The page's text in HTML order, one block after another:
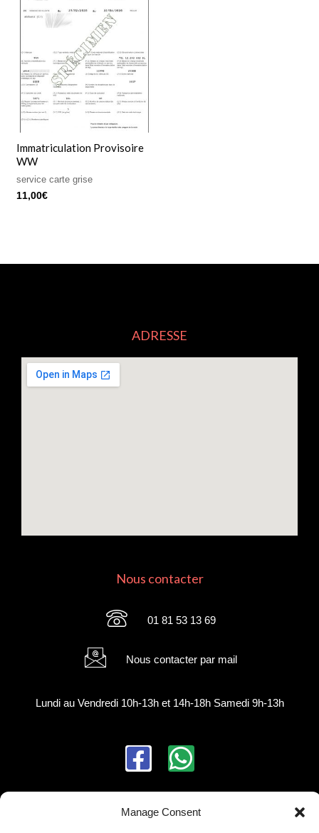
Manage Consent
Immatriculation Provisoire
WW
service carte grise
11,00€
ADRESSE
Nous contacter
01 81 53 13 69
Nous contacter par mail
Lundi au Vendredi 10h-13h et 14h-18h Samedi 9h-13h
F
a
c
W
h
a
Notre politique